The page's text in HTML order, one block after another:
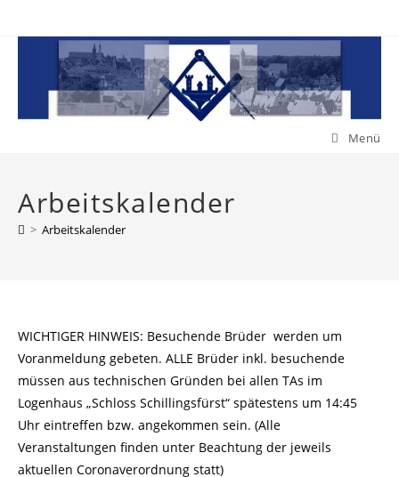
Inhalt
Menü
Arbeitskalender
> Arbeitskalender
WICHTIGER HINWEIS: Besuchende Brüder werden um
Voranmeldung gebeten. ALLE Brüder inkl. besuchende
müssen aus technischen Gründen bei allen TAs im
Logenhaus „Schloss Schillingsfürst“ spätestens um 14:45
Uhr eintreffen bzw. angekommen sein. (Alle
Veranstaltungen finden unter Beachtung der jeweils
aktuellen Coronaverordnung statt)